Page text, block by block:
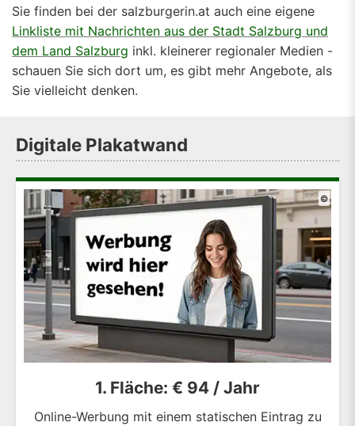
Sie finden bei der salzburgerin.at auch eine eigene
Linkliste mit Nachrichten aus der Stadt Salzburg und
dem Land Salzburg inkl. kleinerer regionaler Medien -
schauen Sie sich dort um, es gibt mehr Angebote, als
Sie vielleicht denken.
Digitale Plakatwand
©
1. Fläche: € 94 / Jahr
Online-Werbung mit einem statischen Eintrag zu